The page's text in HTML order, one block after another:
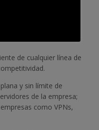
de cualquier línea de
y sin límite de
de la empresa;
como VPNs,